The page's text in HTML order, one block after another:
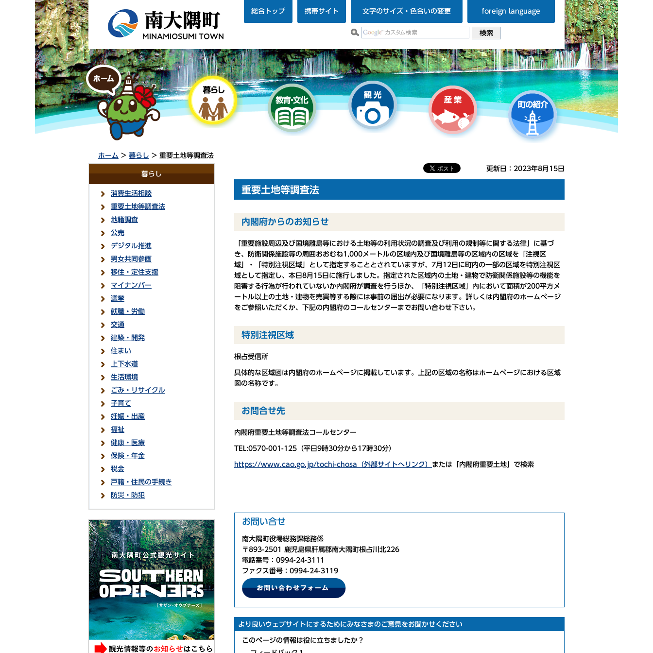
総合トップ 携帯サイト 文字のサイズ・色合いの変更 foreign language
ホーム > 暮らし > 重要土地等調査法
暮らし
消費生活相談
重要土地等調査法
地籍調査
公売
デジタル推進
男女共同参画
移住・定住支援
マイナンバー
選挙
就職・労働
交通
建築・開発
住まい
上下水道
生活環境
ごみ・リサイクル
子育て
妊娠・出産
福祉
健康・医療
保険・年金
税金
戸籍・住民の手続き
防災・防犯
更新日：2023年8月15日
重要土地等調査法
内閣府からのお知らせ
「重要施設周辺及び国境離島等における土地等の利用状況の調査及び利用の規制等に関する法律」に基づ
き、防衛関係施設等の周囲おおむね1,000メートルの区域内及び国境離島等の区域内の区域を「注視区
域」・「特別注視区域」として指定することとされていますが、7月12日に町内の一部の区域を特別注視区
域として指定し、本日8月15日に施行しました。指定された区域内の土地・建物で防衛関係施設等の機能を
阻害する行為が行われていないか内閣府が調査を行うほか、「特別注視区域」内において面積が200平方メ
ートル以上の土地・建物を売買等する際には事前の届出が必要になります。詳しくは内閣府のホームページ
をご参照いただくか、下記の内閣府のコールセンターまでお問い合わせ下さい。
特別注視区域
根占受信所
具体的な区域図は内閣府のホームページに掲載しています。上記の区域の名称はホームページにおける区域
図の名称です。
お問合せ先
内閣府重要土地等調査法コールセンター
TEL:0570-001-125（平日9時30分から17時30分）
https://www.cao.go.jp/tochi-chosa（外部サイトへリンク） または「内閣府重要土地」で検索
お問い合せ
南大隅町役場総務課総務係
〒893-2501 鹿児島県肝属郡南大隅町根占川北226
電話番号：0994-24-3111
ファクス番号：0994-24-3119
より良いウェブサイトにするためにみなさまのご意見をお聞かせください
このページの情報は役に立ちましたか？